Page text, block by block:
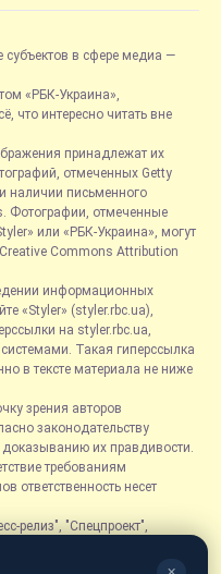
субъектов в сфере медиа —
«РБК-Украина»,
что интересно читать вне
принадлежат их
отмеченных Getty
наличии письменного
Фотографии, отмеченные
или «РБК-Украина», могут
Commons Attribution
информационных
«Styler» (styler.rbc.ua),
на styler.rbc.ua,
Такая гиперссылка
в тексте материала не ниже
зрения авторов
законодательству
их правдивости.
требованиям
ответственность несет
релиз", "Спецпроект",